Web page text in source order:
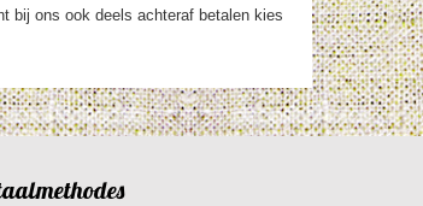
bij ons ook deels achteraf betalen kies